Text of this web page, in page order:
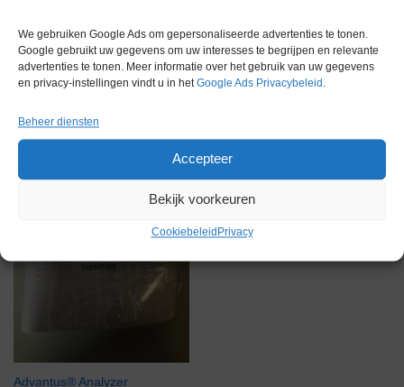
We gebruiken Google Ads om gepersonaliseerde advertenties te tonen.
Google gebruikt uw gegevens om uw interesses te begrijpen en relevante
advertenties te tonen. Meer informatie over het gebruik van uw gegevens
en privacy-instellingen vindt u in hetGoogle Ads Privacybeleid .
Beheer diensten
Accepteer
Bekijk voorkeuren
Cookiebeleid Privacy
Gerelateerde producten
Advantus® Analyzer